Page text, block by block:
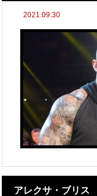
2021.09.30
アレクサ・ブリ